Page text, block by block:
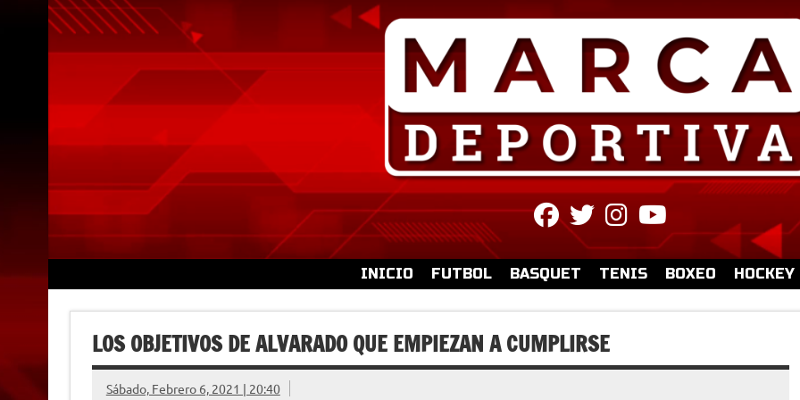
fab
fa-
facebook
fab
fa-
twitter
fab
fa-
instagram
fa-
youtube
INICIO FUTBOL BASQUET TENIS BOXEO HOCKEY
LOS OBJETIVOS DE ALVARADO QUE EMPIEZAN A CUMPLIRSE
Sábado, Febrero 6, 2021 | 20:40